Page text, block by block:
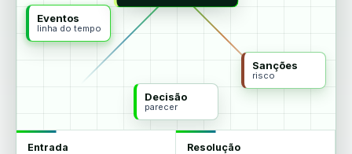
Eventos
linha do tempo
Sanções
risco
Decisão
parecer
Entrada Resolução